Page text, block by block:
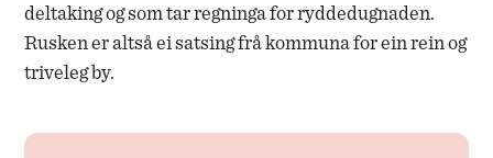
Sorteringsguide
Digitalt adgangsbevis
deltaking og som tar regninga for ryddedugnaden.
Rusken er altså ei satsing frå kommuna for ein rein og
triveleg by.